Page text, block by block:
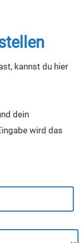
kannst du hier
dein
wird das